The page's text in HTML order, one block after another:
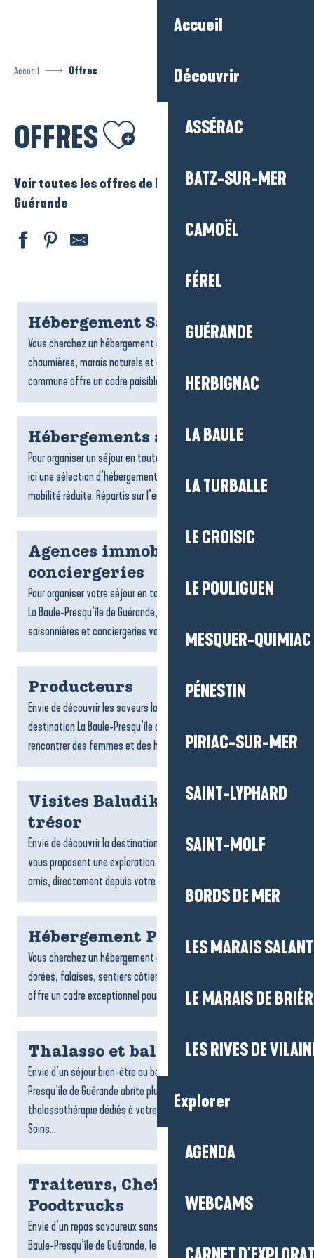
Accueil
Découvrir
ASSÉRAC
BATZ-SUR-MER
CAMOËL
FÉREL
GUÉRANDE
HERBIGNAC
LA BAULE
LA TURBALLE
LE CROISIC
LE POULIGUEN
MESQUER-QUIMIAC
PÉNESTIN
PIRIAC-SUR-MER
SAINT-LYPHARD
SAINT-MOLF
BORDS DE MER
LES MARAIS
LE MARAIS DE
LES RIVES DE
Explorer
AGENDA
WEBCAMS
Accueil Offres
OFFRES Ajouter aux favoris
Voir toutes les offres de La Baule – Presqu’ile de
Guérande
Hébergement Saint-Lyphard
Vous cherchez un hébergement à Saint-Lyphard ? Entre
chaumières, marais naturels et ambiance briéronne, la
commune offre un cadre paisible pour un séjour ressourçant....
Hébergements accessibles
Pour organiser un séjour en toute tranquillité, on vous propose
ici une sélection d’hébergements accessibles aux personnes à
mobilité réduite. Répartis sur l’ensemble du...
Agences immobilières et
conciergeries
Pour organiser votre séjour en toute sérénité sur la destination
La Baule-Presqu’île de Guérande, les agences de locations
saisonnières et conciergeries vous accompagnent dans...
Producteurs
Envie de découvrir les saveurs locales ? Les producteurs de la
destination La Baule-Presqu’île de Guérande vous invitent à
rencontrer des femmes et des hommes passionnés,...
Visites Baludik et chasses au
trésor
Envie de découvrir la destination ? Les jeux de piste Baludik
vous proposent une exploration ludique, en famille ou entre
amis, directement depuis votre téléphone. Suivez des...
Hébergement Pénestin
Vous cherchez un hébergement à Pénestin ? Entre plages
dorées, falaises, sentiers côtiers et estuaire, la commune
offre un cadre exceptionnel pour un séjour tourné vers la...
Thalasso et balnéo
Envie d’un séjour bien-être au bord de l’océan ? La Baule-
Presqu’île de Guérande abrite plusieurs centres de
thalassothérapie dédiés à votre détente et à votre vitalité.
Soins...
Traiteurs, Chefs à domicile et
Foodtrucks
Envie d’un repas savoureux sans cuisiner ? Sur la destination La
Baule-Presqu’île de Guérande, les traiteurs, foodtrucks et chefs